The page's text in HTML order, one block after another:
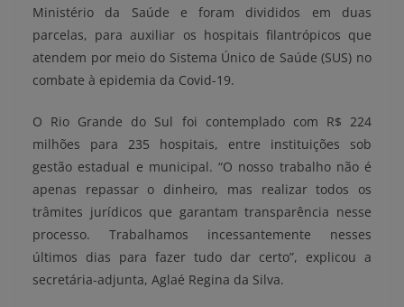
Ministério da Saúde e foram divididos em duas
parcelas, para auxiliar os hospitais filantrópicos que
atendem por meio do Sistema Único de Saúde (SUS) no
combate à epidemia da Covid-19.
O Rio Grande do Sul foi contemplado com R$ 224
milhões para 235 hospitais, entre instituições sob
gestão estadual e municipal. “O nosso trabalho não é
apenas repassar o dinheiro, mas realizar todos os
trâmites jurídicos que garantam transparência nesse
processo. Trabalhamos incessantemente nesses
últimos dias para fazer tudo dar certo”, explicou a
secretária-adjunta, Aglaé Regina da Silva.